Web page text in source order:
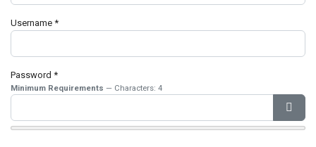
Username *
Password *
Minimum Requirements — Characters: 4